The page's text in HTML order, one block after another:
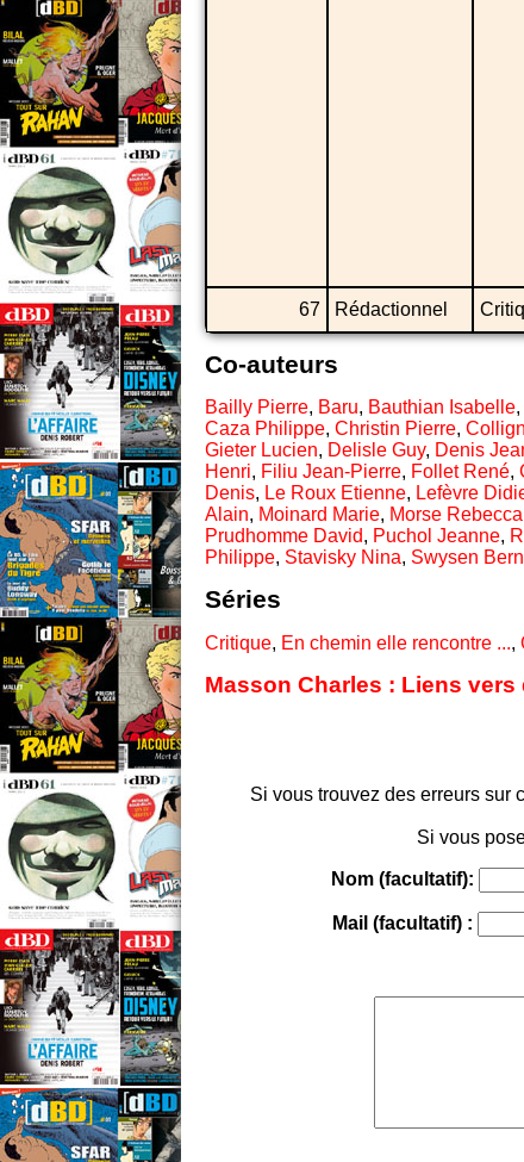
67
Rédactionnel
Co-auteurs
Bailly Pierre, Baru, Bauthian Isabelle,
Caza Philippe, Christin Pierre,
Gieter Lucien, Delisle Guy, Denis
Henri, Filiu Jean-Pierre, Follet René,
Denis, Le Roux Etienne, Lefèvre
Alain, Moinard Marie, Morse Rebecca
Prudhomme David, Puchol Jeanne,
Philippe, Stavisky Nina, Swysen
Séries
Critique, En chemin elle rencontre ...,
Masson Charles : Liens
Si vous trouvez des erreurs sur
Si vous
Nom (facultatif):
Mail (facultatif) :